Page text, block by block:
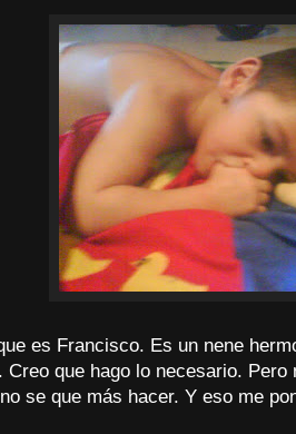
es Francisco. Es un nene
Creo que hago lo necesario.
se que más hacer. Y eso me